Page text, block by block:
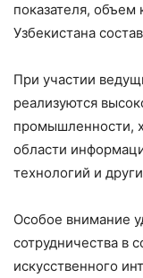
показателя, объем
Узбекистана
При участии
реализуются
промышленности,
области
технологий и
Особое внимание
сотрудничества в
искусственного